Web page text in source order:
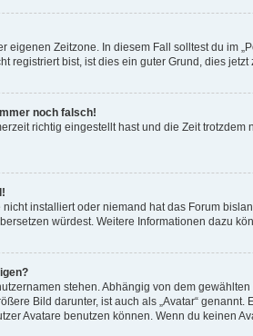
Zeitzone. In diesem Fall solltest du im
registriert bist, ist dies ein guter Grund, dies jetzt
noch falsch!
richtig eingestellt hast und die Zeit
installiert oder niemand hat das Forum
würdest. Weitere Informationen dazu
stehen. Abhängig von dem
Bild darunter, ist auch als „Avatar“
Avatare benutzen können. Wenn du keinen